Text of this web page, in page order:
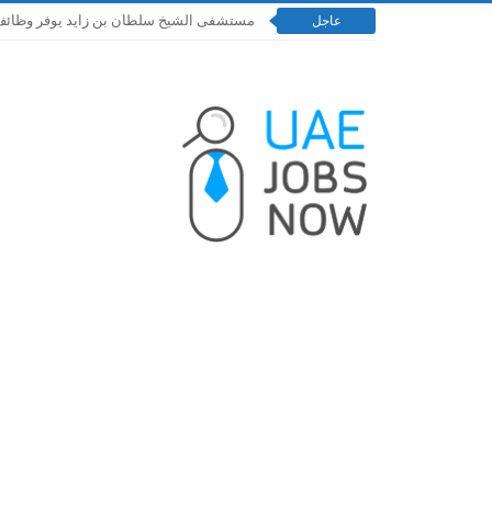
عاجل مستشفى الشيخ سلطان بن زايد يوفر وظائف إدارية